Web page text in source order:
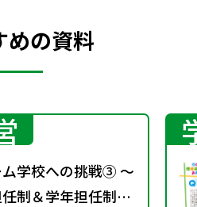
めの資料
学校への挑戦③ ～
制＆学年担任制の